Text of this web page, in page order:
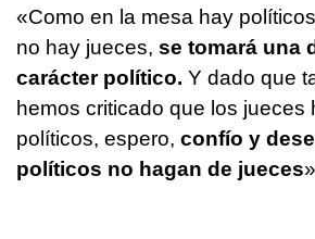
«Como en la mesa hay
no hay jueces, se tomará una
carácter político. Y dado que
hemos criticado que los jueces
políticos, espero, confío y
políticos no hagan de jueces